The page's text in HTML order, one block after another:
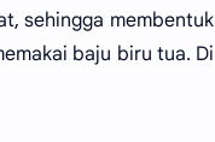
sehingga membentuk
baju biru tua. Di